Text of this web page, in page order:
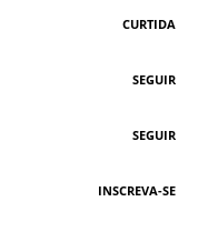
CURTIDA
SEGUIR
SEGUIR
INSCREVA-SE